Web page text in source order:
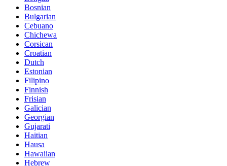
Bosnian
Bulgarian
Cebuano
Chichewa
Corsican
Croatian
Dutch
Estonian
Filipino
Finnish
Frisian
Galician
Georgian
Gujarati
Haitian
Hausa
Hawaiian
Hebrew